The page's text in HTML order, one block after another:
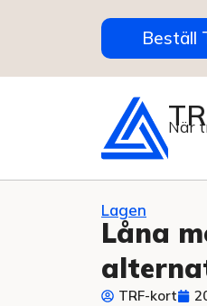
Beställ
När
Lagen
Låna
TRF-kort